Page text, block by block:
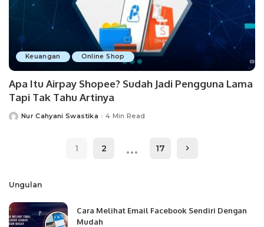
Keuangan Online Shop
Apa Itu Airpay Shopee? Sudah Jadi Pengguna Lama
Tapi Tak Tahu Artinya
PostedNur Cahyani Swastika 4 Min Read
1 2 … 17
Ungulan
Cara Melihat Email Facebook Sendiri Dengan
Mudah